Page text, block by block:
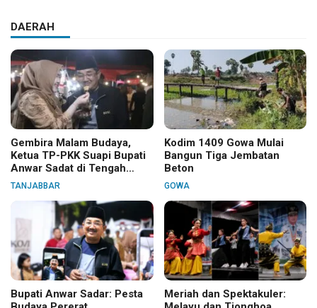
DAERAH
Gembira Malam Budaya,
Ketua TP-PKK Suapi Bupati
Anwar Sadat di Tengah
Warga
TANJABBAR
Kodim 1409 Gowa Mulai
Bangun Tiga Jembatan
Beton
GOWA
Bupati Anwar Sadar: Pesta
Meriah dan Spektakuler: